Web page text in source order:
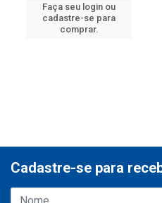
Faça seu login ou
cadastre-se para
comprar.
Cadastre-se para